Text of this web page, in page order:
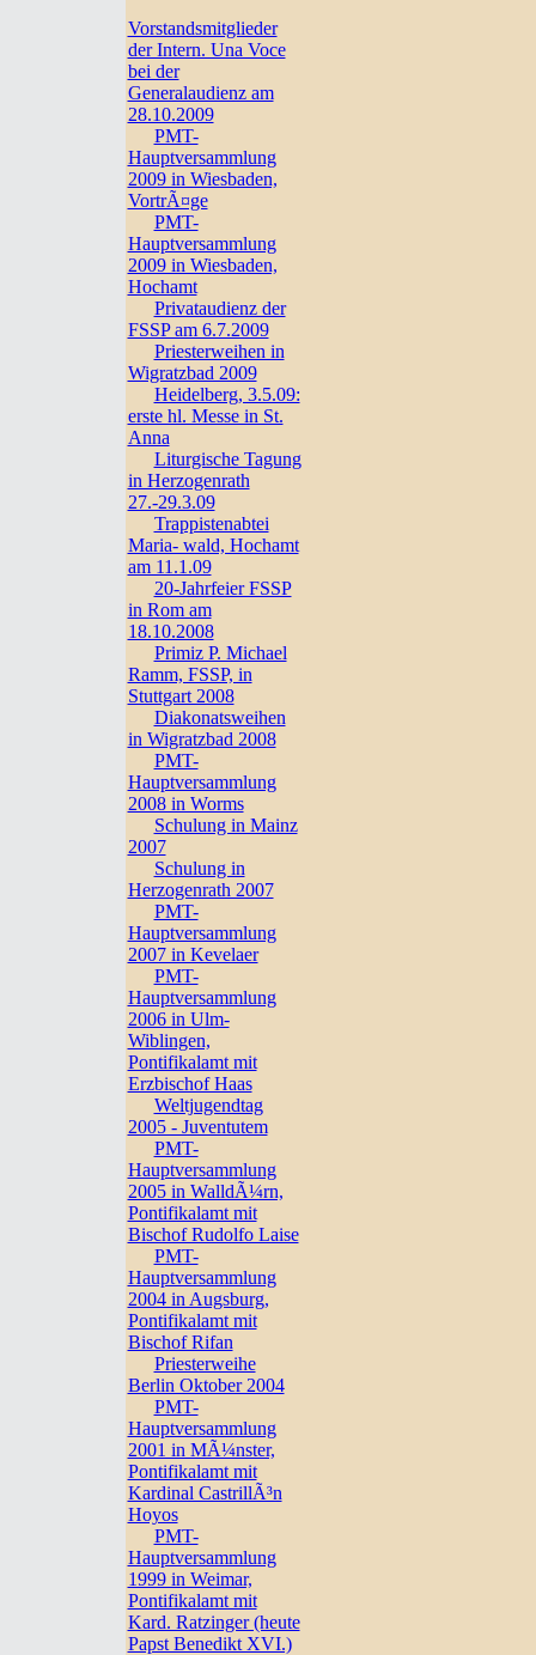
Vorstandsmitglieder
der Intern. Una Voce
bei der
Generalaudienz am
28.10.2009
PMT-
Hauptversammlung
2009 in Wiesbaden,
VortrÃ¤ge
PMT-
Hauptversammlung
2009 in Wiesbaden,
Hochamt
Privataudienz der
FSSP am 6.7.2009
Priesterweihen in
Wigratzbad 2009
Heidelberg, 3.5.09:
erste hl. Messe in St.
Anna
Liturgische Tagung
in Herzogenrath
27.-29.3.09
Trappistenabtei
Maria- wald, Hochamt
am 11.1.09
20-Jahrfeier FSSP
in Rom am
18.10.2008
Primiz P. Michael
Ramm, FSSP, in
Stuttgart 2008
Diakonatsweihen
in Wigratzbad 2008
PMT-
Hauptversammlung
2008 in Worms
Schulung in Mainz
2007
Schulung in
Herzogenrath 2007
PMT-
Hauptversammlung
2007 in Kevelaer
PMT-
Hauptversammlung
2006 in Ulm-
Wiblingen,
Pontifikalamt mit
Erzbischof Haas
Weltjugendtag
2005 - Juventutem
PMT-
Hauptversammlung
2005 in WalldÃ¼rn,
Pontifikalamt mit
Bischof Rudolfo Laise
PMT-
Hauptversammlung
2004 in Augsburg,
Pontifikalamt mit
Bischof Rifan
Priesterweihe
Berlin Oktober 2004
PMT-
Hauptversammlung
2001 in MÃ¼nster,
Pontifikalamt mit
Kardinal CastrillÃ³n
Hoyos
PMT-
Hauptversammlung
1999 in Weimar,
Pontifikalamt mit
Kard. Ratzinger (heute
Papst Benedikt XVI.)